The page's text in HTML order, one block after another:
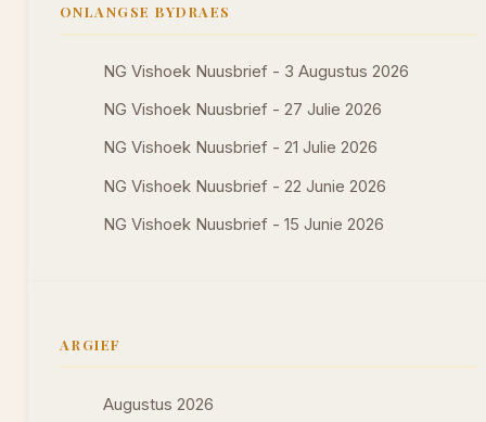
ONLANGSE BYDRAES
NG Vishoek Nuusbrief - 3 Augustus 2026
NG Vishoek Nuusbrief - 27 Julie 2026
NG Vishoek Nuusbrief - 21 Julie 2026
NG Vishoek Nuusbrief - 22 Junie 2026
NG Vishoek Nuusbrief - 15 Junie 2026
ARGIEF
Augustus 2026